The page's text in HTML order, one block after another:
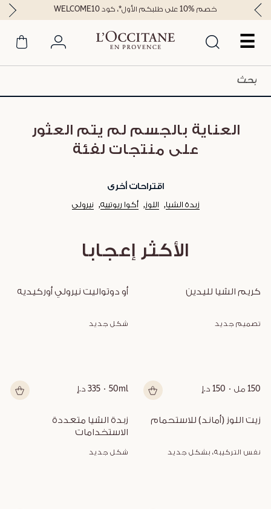
☰
خصم %10 على طلبكم الأول*، كود WELCOME10
العناية بالجسم لم يتم العثور
على منتجات لفئة
اقتراحات أخرى
زبدة الشيا اللوز أكوا ريوتييه نيرولي
الأكثر إعجابا
كريم الشيا لليدين
تصميم جديد
150 مل 150 د.إ
أو دوتواليت نيرولي أوركيديه
شكل جديد
50ml 335 د.إ
زيت اللوز (أماند) للاستحمام
نفس التركيبة، بشكل جديد
الاستخدامات
شكل جديد